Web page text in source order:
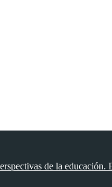
de la educación.